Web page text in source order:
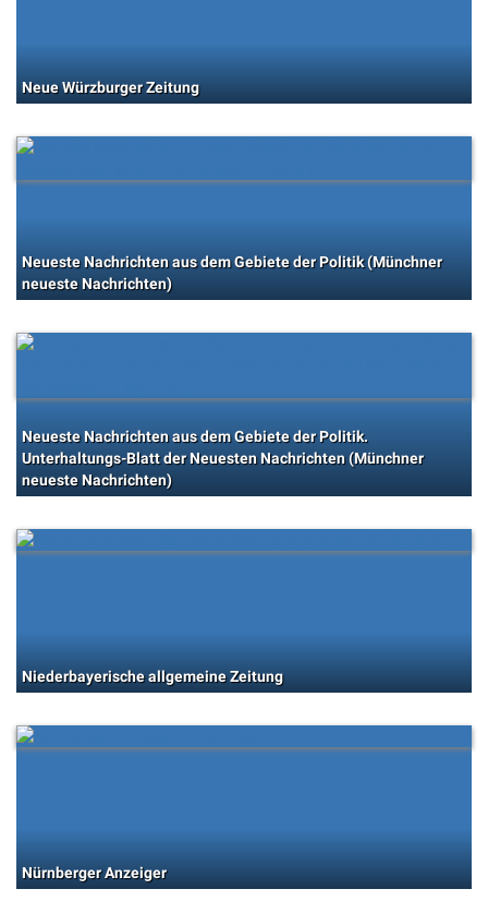
Neue Würzburger Zeitung
Neueste Nachrichten aus dem Gebiete der Politik (Münchner
neueste Nachrichten)
Neueste Nachrichten aus dem Gebiete der Politik.
Unterhaltungs-Blatt der Neuesten Nachrichten (Münchner
neueste Nachrichten)
Niederbayerische allgemeine Zeitung
Nürnberger Anzeiger